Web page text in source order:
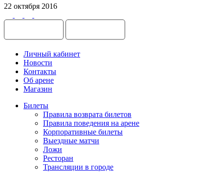
22 октября 2016
Личный кабинет
Новости
Контакты
Об арене
Магазин
Билеты
Правила возврата билетов
Правила поведения на арене
Корпоративные билеты
Выездные матчи
Ложи
Ресторан
Трансляции в городе